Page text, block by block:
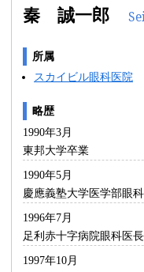
秦 誠一郎
所属
スカイビル眼科医院
略歴
1990年3月
東邦大学卒業
1990年5月
慶應義塾大学医学部眼
1996年7月
足利赤十字病院眼科医長
1997年10月